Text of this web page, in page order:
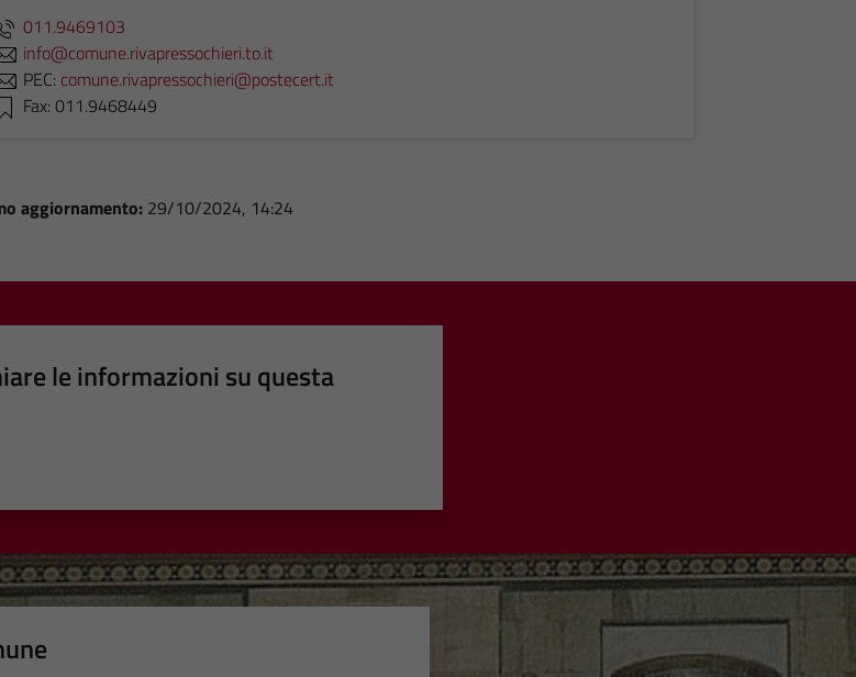
011.9469103
info@comune.rivapressochieri.to.it
PEC: comune.rivapressochieri@postecert.it
Fax: 011.9468449
aggiornamento: 29/10/2024, 14:24
le informazioni su questa